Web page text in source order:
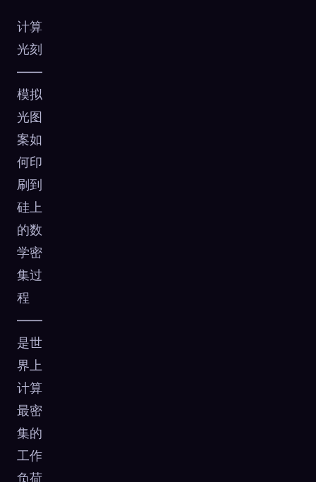
计算
光刻
——
模拟
光图
案如
何印
刷到
硅上
的数
学密
集过
程
——
是世
界上
计算
最密
集的
工作
负荷